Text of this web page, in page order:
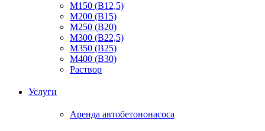
М150 (В12,5)
М200 (В15)
М250 (В20)
М300 (В22,5)
М350 (В25)
М400 (В30)
Раствор
Услуги
Аренда автобетононасоса